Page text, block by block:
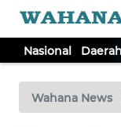
Nasional Daerah
Wahana News
TV
Tutup